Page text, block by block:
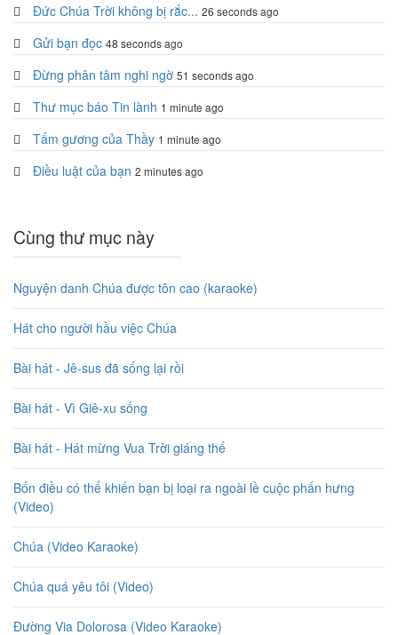
Đức Chúa Trời không bị rắc... 26 seconds ago
Gửi bạn đọc 48 seconds ago
Đừng phân tâm nghi ngờ 51 seconds ago
Thư mục báo Tin lành 1 minute ago
Tấm gương của Thầy 1 minute ago
Điều luật của bạn 2 minutes ago
Cùng thư mục này
Nguyện danh Chúa được tôn cao (karaoke)
Hát cho người hầu việc Chúa
Bài hát - Jê-sus đã sống lại rồi
Bài hát - Vì Giê-xu sống
Bài hát - Hát mừng Vua Trời giáng thế
Bốn điều có thể khiến bạn bị loại ra ngoài lề cuộc phấn hưng
(Video)
Chúa (Video Karaoke)
Chúa quá yêu tôi (Video)
Đường Via Dolorosa (Video Karaoke)